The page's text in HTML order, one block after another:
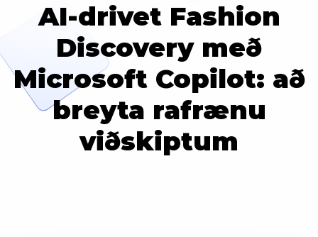
AI-drivet Fashion
Discovery með
Microsoft Copilot: að
breyta rafrænu
viðskiptum